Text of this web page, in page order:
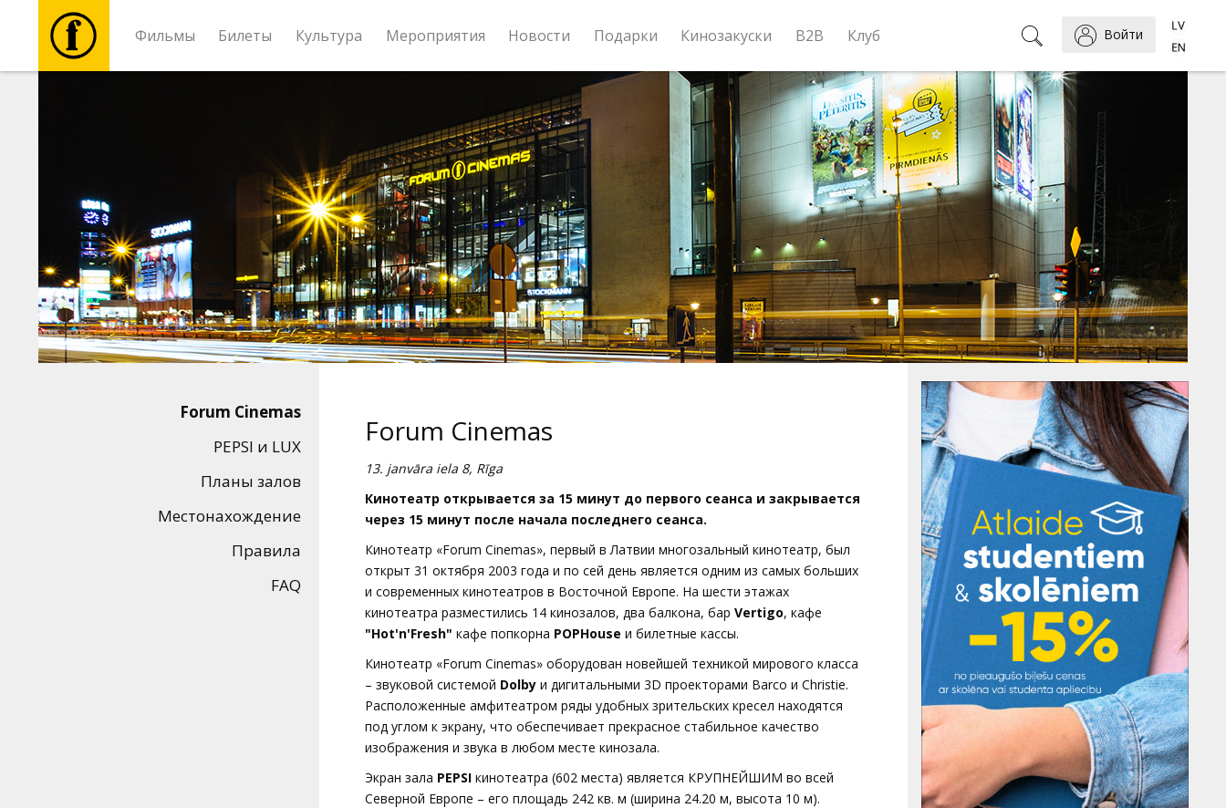
Фильмы Билеты Культура Мероприятия Новости Подарки Кинозакуски B2B Клуб Войти
Культура
Мероприятия
Новости
Подарки
Forum Cinemas
PEPSI и LUX
Планы залов
Местонахождение
Правила
FAQ
Forum Cinemas
13. janvāra iela 8, Rīga
Кинотеатр открывается за 15 минут до первого сеанса и закрывается
через 15 минут после начала последнего сеанса.
Кинотеатр «Forum Cinemas», первый в Латвии многозальный кинотеатр, был
открыт 31 октября 2003 года и по сей день является одним из самых больших
и современных кинотеатров в Восточной Европе. На шести этажах
кинотеатра разместились 14 кинозалов, два балкона, бар Vertigo, кафе
"Hot'n'Fresh" кафе попкорна POPHouse и билетные кассы.
Кинотеатр «Forum Cinemas» оборудован новейшей техникой мирового класса
– звуковой системой Dolbyи дигитальными 3D проекторами Barco и Christie.
Расположенные амфитеатром ряды удобных зрительских кресел находятся
под углом к экрану, что обеспечивает прекрасное стабильное качество
изображения и звука в любом месте кинозала.
Экран зала PEPSI кинотеатра (602 местa) является КРУПНЕЙШИМ во всей
Северной Европе – его площадь 242 кв. м (ширина 24.20 м, высота 10 м).